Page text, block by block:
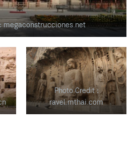
megaconstrucciones.net
Photo Credit :
ravel.mthai.com